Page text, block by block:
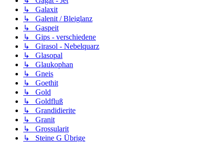
↳ Galaxit
↳ Galenit / Bleiglanz
↳ Gaspeit
↳ Gips - verschiedene
↳ Girasol - Nebelquarz
↳ Glasopal
↳ Glaukophan
↳ Gneis
↳ Goethit
↳ Gold
↳ Goldfluß
↳ Grandidierite
↳ Granit
↳ Grossularit
↳ Steine G Übrige